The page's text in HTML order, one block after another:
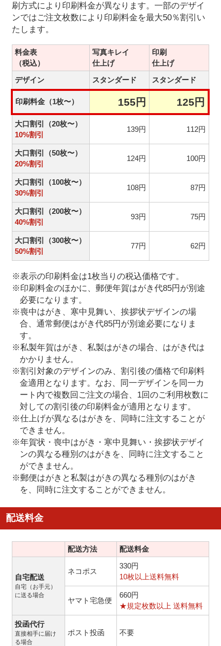
刷方式により印刷料金が異なります。一部のデザイ
ンではご注文枚数により印刷料金を最大50％割引い
たします。
料金表
（税込）
写真キレイ
仕上げ
印刷
仕上げ
デザイン
スタンダード スタンダード
印刷料金（1枚〜） 155円 125円
大口割引（20枚〜）
10%割引
139円 112円
大口割引（50枚〜）
20%割引
124円 100円
大口割引（100枚〜）
30%割引
108円 87円
大口割引（200枚〜）
40%割引
93円 75円
大口割引（300枚〜）
50%割引
77円 62円
※表示の印刷料金は1枚当りの税込価格です。
※印刷料金のほかに、郵便年賀はがき代85円が別途
必要になります。
※喪中はがき、寒中見舞い、挨拶状デザインの場
合、通常郵便はがき代85円が別途必要になりま
す。
※私製年賀はがき、私製はがきの場合、はがき代は
かかりません。
※割引対象のデザインのみ、割引後の価格で印刷料
金適用となります。なお、同一デザインを同一カ
ート内で複数回ご注文の場合、1回のご利用枚数に
対しての割引後の印刷料金が適用となります。
※仕上げが異なるはがきを、同時に注文することが
できません。
※年賀状・喪中はがき・寒中見舞い・挨拶状デザイ
ンの異なる種別のはがきを、同時に注文すること
ができません。
※郵便はがきと私製はがきの異なる種別のはがき
を、同時に注文することができません。
配送料金
配送方法 配送料金
自宅配送
自宅（お手元）
に送る場合
ネコポス
330円
10枚以上送料無料
ヤマト宅急便
660円
★規定枚数以上 送料無料
投函代行
直接相手に届け
る場合
ポスト投函 不要